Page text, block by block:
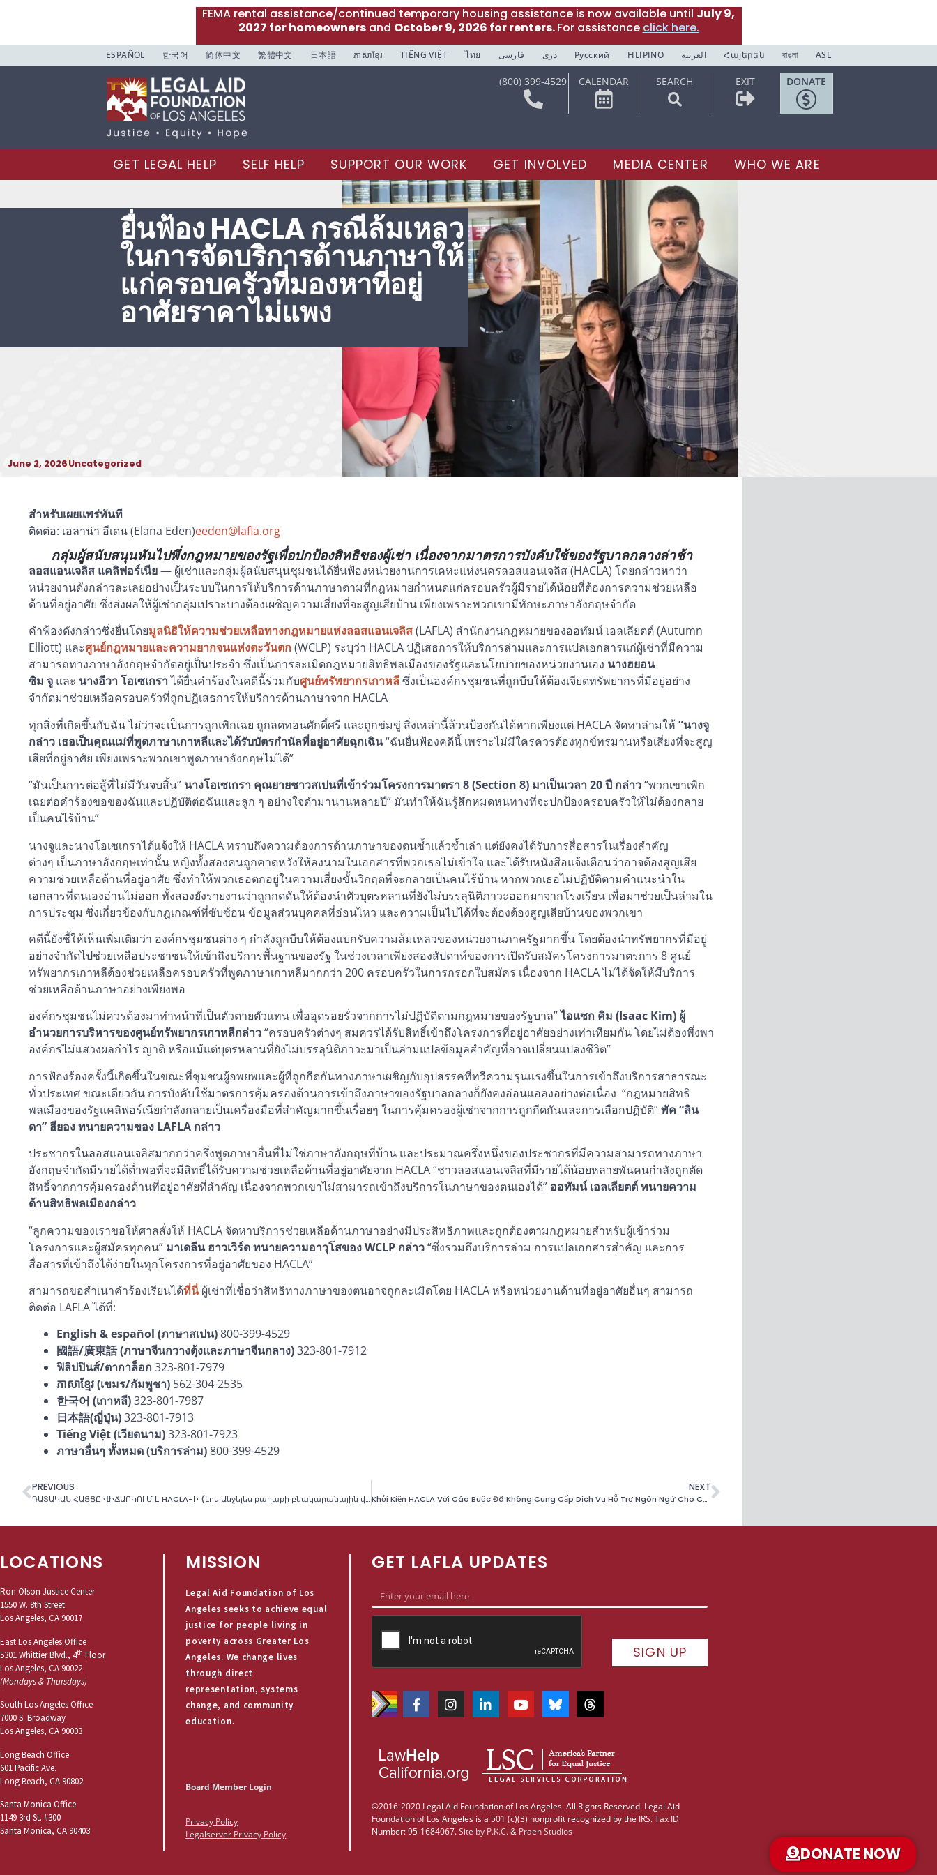
FEMA rental assistance/continued temporary housing assistance is now available until July 9,
2027 for homeownersand October 9, 2026 for renters.For assistance click here.
ESPAÑOL 한국어 简体中文 繁體中文 日本語 ភាសាខ្មែរ TIẾNG VIỆT ไทย فارسی دری Русский FILIPINO العربية Հայերեն বাঙলা ASL
(800) 399-4529 CALENDAR SEARCH EXIT DONATE
GET LEGAL HELP SELF HELP SUPPORT OUR WORK GET INVOLVED MEDIA CENTER WHO WE ARE
ยื่นฟ้อง HACLA กรณีล้มเหลว
ในการจัดบริการด้านภาษาให้
แก่ครอบครัวที่มองหาที่อยู่
อาศัยราคาไม่แพง
June 2, 2026Uncategorized
สำหรับเผยแพร่ทันที
ติดต่อ: เอลาน่า อีเดน (Elana Eden)eeden@lafla.org
กลุ่มผู้สนับสนุนหันไปพึ่งกฎหมายของรัฐเพื่อปกป้องสิทธิของผู้เช่า เนื่องจากมาตรการบังคับใช้ของรัฐบาลกลางล่าช้า
ลอสแอนเจลิส แคลิฟอร์เนีย— ผู้เช่าและกลุ่มผู้สนับสนุนชุมชนได้ยื่นฟ้องหน่วยงานการเคหะแห่งนครลอสแอนเจลิส (HACLA) โดยกล่าวหาว่า
หน่วยงานดังกล่าวละเลยอย่างเป็นระบบในการให้บริการด้านภาษาตามที่กฎหมายกำหนดแก่ครอบครัวผู้มีรายได้น้อยที่ต้องการความช่วยเหลือ
ด้านที่อยู่อาศัย ซึ่งส่งผลให้ผู้เช่ากลุ่มเปราะบางต้องเผชิญความเสี่ยงที่จะสูญเสียบ้าน เพียงเพราะพวกเขามีทักษะภาษาอังกฤษจำกัด
คำฟ้องดังกล่าวซึ่งยื่นโดยมูลนิธิให้ความช่วยเหลือทางกฎหมายแห่งลอสแอนเจลิส(LAFLA) สำนักงานกฎหมายของออทัมน์ เอลเลียตต์ (Autumn
Elliott) และศูนย์กฎหมายและความยากจนแห่งตะวันตก (WCLP) ระบุว่า HACLA ปฏิเสธการให้บริการล่ามและการแปลเอกสารแก่ผู้เช่าที่มีความ
สามารถทางภาษาอังกฤษจำกัดอยู่เป็นประจำ ซึ่งเป็นการละเมิดกฎหมายสิทธิพลเมืองของรัฐและนโยบายของหน่วยงานเอง นางฮยอน
ซิม จู และ นางอีวา โอเซเกราได้ยื่นคำร้องในคดีนี้ร่วมกับศูนย์ทรัพยากรเกาหลีซึ่งเป็นองค์กรชุมชนที่ถูกบีบให้ต้องเจียดทรัพยากรที่มีอยู่อย่าง
จำกัดมาช่วยเหลือครอบครัวที่ถูกปฏิเสธการให้บริการด้านภาษาจาก HACLA
ทุกสิ่งที่เกิดขึ้นกับฉัน ไม่ว่าจะเป็นการถูกเพิกเฉย ถูกลดทอนศักดิ์ศรี และถูกข่มขู่ สิ่งเหล่านี้ล้วนป้องกันได้หากเพียงแต่ HACLA จัดหาล่ามให้”นางจู
กล่าว เธอเป็นคุณแม่ที่พูดภาษาเกาหลีและได้รับบัตรกำนัลที่อยู่อาศัยฉุกเฉิน“ฉันยื่นฟ้องคดีนี้ เพราะไม่มีใครควรต้องทุกข์ทรมานหรือเสี่ยงที่จะสูญ
เสียที่อยู่อาศัย เพียงเพราะพวกเขาพูดภาษาอังกฤษไม่ได้”
“มันเป็นการต่อสู้ที่ไม่มีวันจบสิ้น” นางโอเซเกรา คุณยายชาวสเปนที่เข้าร่วมโครงการมาตรา 8 (Section 8) มาเป็นเวลา 20 ปี กล่าว“พวกเขาเพิก
เฉยต่อคำร้องขอของฉันและปฏิบัติต่อฉันและลูก ๆ อย่างใจดำมานานหลายปี” มันทำให้ฉันรู้สึกหมดหนทางที่จะปกป้องครอบครัวให้ไม่ต้องกลาย
เป็นคนไร้บ้าน”
นางจูและนางโอเซเกราได้แจ้งให้ HACLA ทราบถึงความต้องการด้านภาษาของตนซ้ำแล้วซ้ำเล่า แต่ยังคงได้รับการสื่อสารในเรื่องสำคัญ
ต่างๆ เป็นภาษาอังกฤษเท่านั้น หญิงทั้งสองคนถูกคาดหวังให้ลงนามในเอกสารที่พวกเธอไม่เข้าใจ และได้รับหนังสือแจ้งเตือนว่าอาจต้องสูญเสีย
ความช่วยเหลือด้านที่อยู่อาศัย ซึ่งทำให้พวกเธอตกอยู่ในความเสี่ยงขั้นวิกฤตที่จะกลายเป็นคนไร้บ้าน หากพวกเธอไม่ปฏิบัติตามคำแนะนำใน
เอกสารที่ตนเองอ่านไม่ออก ทั้งสองยังรายงานว่าถูกกดดันให้ต้องนำตัวบุตรหลานที่ยังไม่บรรลุนิติภาวะออกมาจากโรงเรียน เพื่อมาช่วยเป็นล่ามใน
การประชุม ซึ่งเกี่ยวข้องกับกฎเกณฑ์ที่ซับซ้อน ข้อมูลส่วนบุคคลที่อ่อนไหว และความเป็นไปได้ที่จะต้องต้องสูญเสียบ้านของพวกเขา
คดีนี้ยังชี้ให้เห็นเพิ่มเติมว่า องค์กรชุมชนต่าง ๆ กำลังถูกบีบให้ต้องแบกรับความล้มเหลวของหน่วยงานภาครัฐมากขึ้น โดยต้องนำทรัพยากรที่มีอยู่
อย่างจำกัดไปช่วยเหลือประชาชนให้เข้าถึงบริการพื้นฐานของรัฐ ในช่วงเวลาเพียงสองสัปดาห์ของการเปิดรับสมัครโครงการมาตรการ 8 ศูนย์
ทรัพยากรเกาหลีต้องช่วยเหลือครอบครัวที่พูดภาษาเกาหลีมากกว่า 200 ครอบครัวในการกรอกใบสมัคร เนื่องจาก HACLA ไม่ได้จัดให้มีบริการ
ช่วยเหลือด้านภาษาอย่างเพียงพอ
องค์กรชุมชนไม่ควรต้องมาทำหน้าที่เป็นตัวตายตัวแทน เพื่ออุดรอยรั่วจากการไม่ปฏิบัติตามกฎหมายของรัฐบาล”ไอแซก คิม (Isaac Kim) ผู้
อำนวยการบริหารของศูนย์ทรัพยากรเกาหลีกล่าว“ครอบครัวต่างๆ สมควรได้รับสิทธิ์เข้าถึงโครงการที่อยู่อาศัยอย่างเท่าเทียมกัน โดยไม่ต้องพึ่งพา
องค์กรไม่แสวงผลกำไร ญาติ หรือแม้แต่บุตรหลานที่ยังไม่บรรลุนิติภาวะมาเป็นล่ามแปลข้อมูลสำคัญที่อาจเปลี่ยนแปลงชีวิต”
การฟ้องร้องครั้งนี้เกิดขึ้นในขณะที่ชุมชนผู้อพยพและผู้ที่ถูกกีดกันทางภาษาเผชิญกับอุปสรรคที่ทวีความรุนแรงขึ้นในการเข้าถึงบริการสาธารณะ
ทั่วประเทศ ขณะเดียวกัน การบังคับใช้มาตรการคุ้มครองด้านการเข้าถึงภาษาของรัฐบาลกลางก็ยังคงอ่อนแอลงอย่างต่อเนื่อง “กฎหมายสิทธิ
พลเมืองของรัฐแคลิฟอร์เนียกำลังกลายเป็นเครื่องมือที่สำคัญมากขึ้นเรื่อยๆ ในการคุ้มครองผู้เช่าจากการถูกกีดกันและการเลือกปฏิบัติ”พัค “ลิน
ดา” ฮียอง ทนายความของ LAFLA กล่าว
ประชากรในลอสแอนเจลิสมากกว่าครึ่งพูดภาษาอื่นที่ไม่ใช่ภาษาอังกฤษที่บ้าน และประมาณครึ่งหนึ่งของประชากรที่มีความสามารถทางภาษา
อังกฤษจำกัดมีรายได้ต่ำพอที่จะมีสิทธิ์ได้รับความช่วยเหลือด้านที่อยู่อาศัยจาก HACLA “ชาวลอสแอนเจลิสที่มีรายได้น้อยหลายพันคนกำลังถูกตัด
สิทธิ์จากการคุ้มครองด้านที่อยู่อาศัยที่สำคัญ เนื่องจากพวกเขาไม่สามารถเข้าถึงบริการในภาษาของตนเองได้” ออทัมน์ เอลเลียตต์ ทนายความ
ด้านสิทธิพลเมืองกล่าว
“ลูกความของเราขอให้ศาลสั่งให้ HACLA จัดหาบริการช่วยเหลือด้านภาษาอย่างมีประสิทธิภาพและถูกต้องตามกฎหมายสำหรับผู้เข้าร่วม
โครงการและผู้สมัครทุกคน” มาเดลีน ฮาวเวิร์ด ทนายความอาวุโสของ WCLP กล่าว“ซึ่งรวมถึงบริการล่าม การแปลเอกสารสำคัญ และการ
สื่อสารที่เข้าถึงได้ง่ายในทุกโครงการที่อยู่อาศัยของ HACLA”
สามารถขอสำเนาคำร้องเรียนได้ที่นี่ผู้เช่าที่เชื่อว่าสิทธิทางภาษาของตนอาจถูกละเมิดโดย HACLA หรือหน่วยงานด้านที่อยู่อาศัยอื่นๆ สามารถ
ติดต่อ LAFLA ได้ที่:
English & español (ภาษาสเปน)800-399-4529
國語/廣東話(ภาษาจีนกวางตุ้งและภาษาจีนกลาง)323-801-7912
ฟิลิปปินส์/ตากาล็อก 323-801-7979
ភាសាខ្មែរ (เขมร/กัมพูชา) 562-304-2535
한국어 (เกาหลี)323-801-7987
日本語(ญี่ปุ่น)323-801-7913
Tiếng Việt(เวียดนาม)323-801-7923
ภาษาอื่นๆ ทั้งหมด (บริการล่าม)800-399-4529
PREVIOUS
ԴԱՏԱԿԱՆ ՀԱՅՑԸ ՎԻՃԱՐԿՈՒՄ Է HACLA-Ի (Լոս Անջելես քաղաքի բնակարանային վարչություն) ԿՈՂՄԻՑ ՄԱՏՉԵԼԻ ԲՆԱԿԱՐԱՆ ՓՆՏՐՈՂ ԸՆՏԱՆԻՔՆԵՐԻՆ ԼԵԶՎԻ ՀԱՍԱՆԵԼԻՈՒԹՅՈՒՆ ՉԱՊԱՀՈՎԵԼՈՒ ՓԱՍՏԸ
NEXT
Khởi Kiện HACLA Với Cáo Buộc Đã Không Cung Cấp Dịch Vụ Hỗ Trợ Ngôn Ngữ Cho Các Gia Đình Đang Tìm Kiếm Nhà Ở Giá Rẻ
LOCATIONS
Ron Olson Justice Center
1550 W. 8th Street
Los Angeles, CA 90017
East Los Angeles Office
5301 Whittier Blvd., 4th Floor
Los Angeles, CA 90022
(Mondays & Thursdays)
South Los Angeles Office
7000 S. Broadway
Los Angeles, CA 90003
Long Beach Office
601 Pacific Ave.
Long Beach, CA 90802
Santa Monica Office
1149 3rd St. #300
Santa Monica, CA 90403
MISSION
Legal Aid Foundation of Los
Angeles seeks to achieve equal
justice for people living in
poverty across Greater Los
Angeles. We change lives
through direct
representation, systems
change, and community
education.
Board Member Login
Privacy Policy
Legalserver Privacy Policy
GET LAFLA UPDATES
SIGN UP
©2016-2020 Legal Aid Foundation of Los Angeles. All Rights Reserved. Legal Aid
Foundation of Los Angeles is a 501 (c)(3) nonprofit recognized by the IRS. Tax ID
Number: 95-1684067.Site by P.K.C.& Praen Studios
DONATE NOW